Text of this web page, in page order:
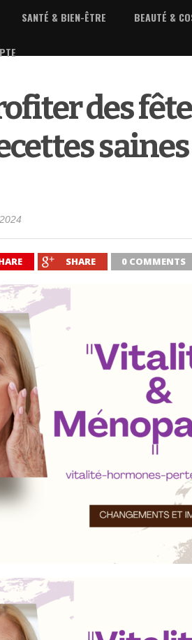
SANTÉ & BIEN-ÊTRE BEAUTÉ &
des
SHARE 0 COMMENTS